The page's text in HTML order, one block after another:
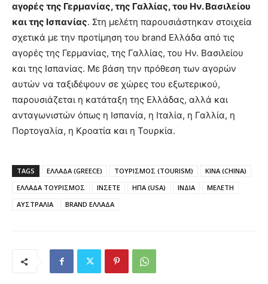
αγορές της Γερμανίας, της Γαλλίας, του Ην. Βασιλείου
και της Ισπανίας. Στη μελέτη παρουσιάστηκαν στοιχεία
σχετικά με την προτίμηση του brand Ελλάδα από τις
αγορές της Γερμανίας, της Γαλλίας, του Ην. Βασιλείου
και της Ισπανίας. Με βάση την πρόθεση των αγορών
αυτών να ταξιδέψουν σε χώρες του εξωτερικού,
παρουσιάζεται η κατάταξη της Ελλάδας, αλλά και
ανταγωνιστών όπως η Ισπανία, η Ιταλία, η Γαλλία, η
Πορτογαλία, η Κροατία και η Τουρκία.
TAGS ΕΛΛΑΔΑ (GREECE) ΤΟΥΡΙΣΜΟΣ (TOURISM)
ΚΙΝΑ (CHINA)
ΕΛΛΑΔΑ ΤΟΥΡΙΣΜΟΣ
ΙΝΣΕΤΕ ΗΠΑ (USA) ΙΝΔΙΑ
ΜΕΛΕΤΗ
ΑΥΣΤΡΑΛΙΑ
BRAND ΕΛΛΑΔΑ